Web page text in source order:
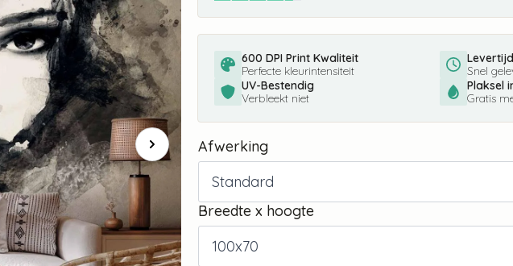
600 DPI Print Kwaliteit
Perfecte kleurintensiteit
UV-Bestendig
Verbleekt niet
Snel
Plaksel
Gratis
Afwerking
Breedte x hoogte